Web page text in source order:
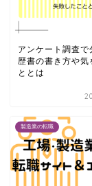
アンケート調査で
歴書の書き方や気
ととは
製造業の転職